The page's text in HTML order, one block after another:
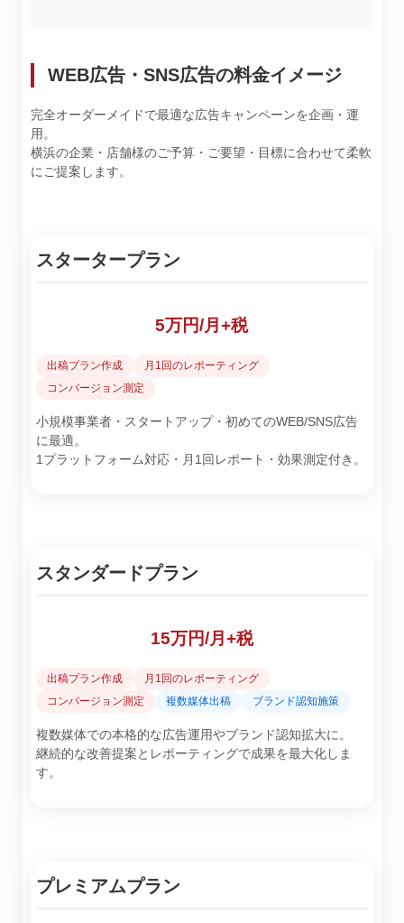
WEB広告・SNS広告の料金イメージ
完全オーダーメイドで最適な広告キャンペーンを企画・運
用。
横浜の企業・店舗様のご予算・ご要望・目標に合わせて柔軟
にご提案します。
スタータープラン
5万円/月+税
出稿プラン作成
月1回のレポーティング
コンバージョン測定
小規模事業者・スタートアップ・初めてのWEB/SNS広告
に最適。
1プラットフォーム対応・月1回レポート・効果測定付き。
スタンダードプラン
15万円/月+税
出稿プラン作成
月1回のレポーティング
コンバージョン測定
複数媒体出稿 ブランド認知施策
複数媒体での本格的な広告運用やブランド認知拡大に。
継続的な改善提案とレポーティングで成果を最大化しま
す。
プレミアムプラン